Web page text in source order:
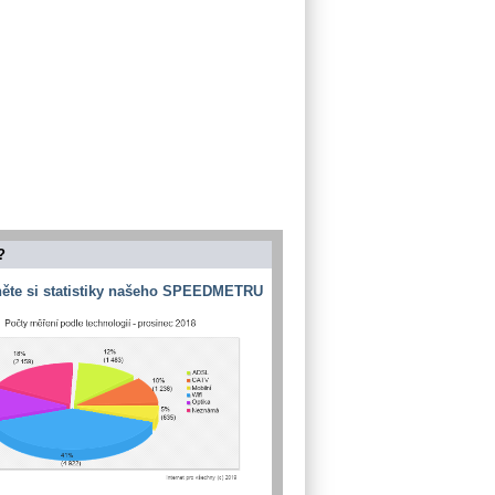
si statistiky našeho SPEEDMETRU